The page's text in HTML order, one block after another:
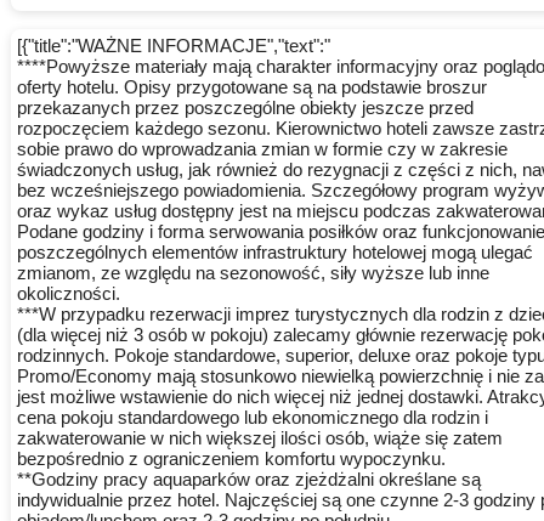
[{"title":"WAŻNE INFORMACJE","text":"
****Powyższe materiały mają charakter informacyjny oraz
oferty hotelu. Opisy przygotowane są na podstawie broszur
przekazanych przez poszczególne obiekty jeszcze przed
rozpoczęciem każdego sezonu. Kierownictwo hoteli zawsze
sobie prawo do wprowadzania zmian w formie czy w zakresie
świadczonych usług, jak również do rezygnacji z części z nich,
bez wcześniejszego powiadomienia. Szczegółowy program
oraz wykaz usług dostępny jest na miejscu podczas
Podane godziny i forma serwowania posiłków oraz funkcjonowanie
poszczególnych elementów infrastruktury hotelowej mogą ulegać
zmianom, ze względu na sezonowość, siły wyższe lub inne
okoliczności.
***W przypadku rezerwacji imprez turystycznych dla rodzin z
(dla więcej niż 3 osób w pokoju) zalecamy głównie rezerwację
rodzinnych. Pokoje standardowe, superior, deluxe oraz pokoje
Promo/Economy mają stosunkowo niewielką powierzchnię i nie
jest możliwe wstawienie do nich więcej niż jednej dostawki.
cena pokoju standardowego lub ekonomicznego dla rodzin i
zakwaterowanie w nich większej ilości osób, wiąże się zatem
bezpośrednio z ograniczeniem komfortu wypoczynku.
**Godziny pracy aquaparków oraz zjeżdżalni określane są
indywidualnie przez hotel. Najczęściej są one czynne 2-3 godziny